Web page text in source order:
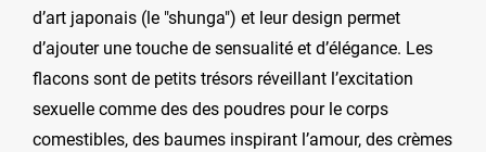
d’art japonais (le "shunga") et leur design permet
d’ajouter une touche de sensualité et d’élégance. Les
flacons sont de petits trésors réveillant l’excitation
sexuelle comme des des poudres pour le corps
comestibles, des baumes inspirant l’amour, des crèmes